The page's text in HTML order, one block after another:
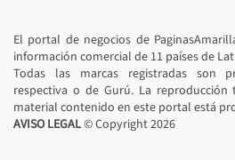
El portal de negocios de
información comercial de 11 países de
Todas las marcas registradas son
respectiva o de Gurú. La
material contenido en este portal está
AVISO LEGAL© Copyright2026